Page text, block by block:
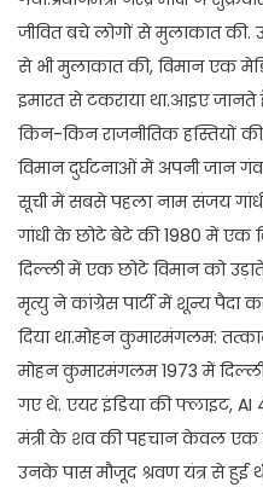
जीवित बचे लोगों से मुलाकात की.
से भी मुलाकात की, विमान एक
इमारत से टकराया था.आइए जानते
किन-किन राजनीतिक हस्तियों
विमान दुर्घटनाओं में अपनी जान
सूची में सबसे पहला नाम संजय गांधी
गांधी के छोटे बेटे की 1980 में एक
दिल्ली में एक छोटे विमान को
मृत्यु ने कांग्रेस पार्टी में शून्य
दिया था.मोहन कुमारमंगलम:
मोहन कुमारमंगलम 1973 में
गए थे. एयर इंडिया की फ्लाइट, AI
मंत्री के शव की पहचान केवल एक
उनके पास मौजूद श्रवण यंत्र से हुई